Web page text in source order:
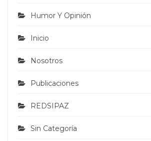
Humor Y Opinión
Inicio
Nosotros
Publicaciones
REDSIPAZ
Sin Categoría